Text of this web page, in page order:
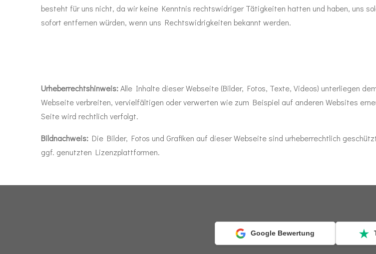
besteht für uns nicht, da wir keine Kenntnis rechtswidriger Tätigkeiten hatten und haben, uns
sofort entfernen würden, wenn uns Rechtswidrigkeiten bekannt werden.
Urheberrechtshinweis:Alle Inhalte dieser Webseite (Bilder, Fotos, Texte, Videos) unterliegen
Webseite verbreiten, vervielfältigen oder verwerten wie zum Beispiel auf anderen Websites
Seite wird rechtlich verfolgt.
Bildnachweis: Die Bilder, Fotos und Grafiken auf dieser Webseite sind urheberrechtlich
ggf. genutzten Lizenzplattformen.
Google Bewertung